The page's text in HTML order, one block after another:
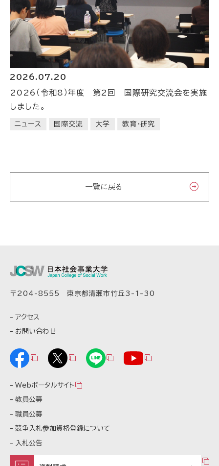
2026.07.20
2026（令和8）年度 第2回 国際研究交流会を実施
しました。
ニュース 国際交流 大学 教育・研究
一覧に戻る
〒204-8555 東京都清瀬市竹丘3-1-30
アクセス
お問い合わせ
Webポータルサイト
教員公募
職員公募
競争入札参加資格登録について
入札公告